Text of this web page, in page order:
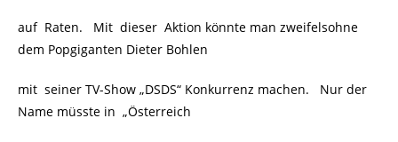
auf Raten. Mit dieser Aktion könnte man zweifelsohne
dem Popgiganten Dieter Bohlen
mit seiner TV-Show „DSDS“ Konkurrenz machen. Nur der
Name müsste in „Österreich